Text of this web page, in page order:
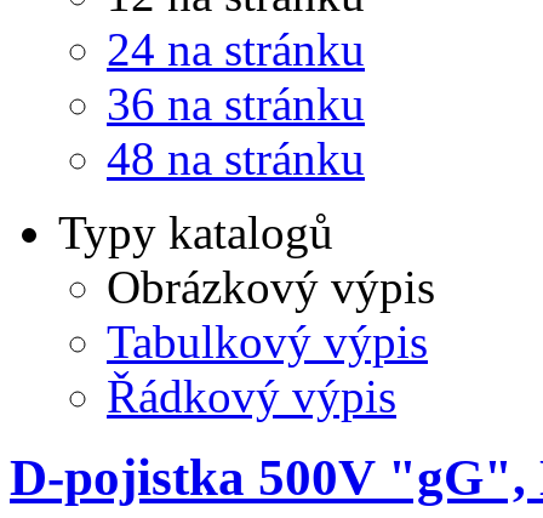
24 na stránku
36 na stránku
48 na stránku
Typy katalogů
Obrázkový výpis
Tabulkový výpis
Řádkový výpis
D-pojistka 500V "gG",